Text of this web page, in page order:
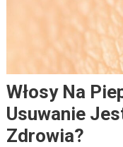
Włosy Na
Usuwanie
Zdrowia?